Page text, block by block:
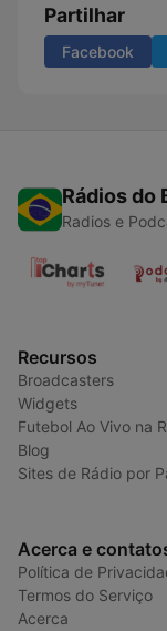
Partilhar
Facebook
Rádios do
Radios e
Recursos
Broadcasters
Widgets
Futebol Ao Vivo na
Blog
Sites de Rádio por
Acerca e
Política de
Termos do Serviço
Acerca